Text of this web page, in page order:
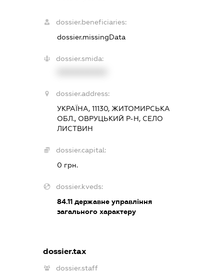
dossier.beneficiaries:
dossier.missingData
dossier.smida:
dossier.address:
УКРАЇНА, 11130, ЖИТОМИРСЬКА
ОБЛ., ОВРУЦЬКИЙ Р-Н, СЕЛО
ЛИСТВИН
dossier.capital:
0 грн.
dossier.kveds:
84.11державне управління
загального характеру
dossier.tax
dossier.staff